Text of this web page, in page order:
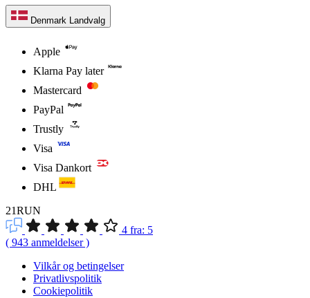
Denmark Landvalg
Apple
Klarna Pay later
Mastercard
PayPal
Trustly
Visa
Visa Dankort
DHL
21RUN
4 fra: 5
( 943 anmeldelser)
Vilkår og betingelser
Privatlivspolitik
Cookiepolitik